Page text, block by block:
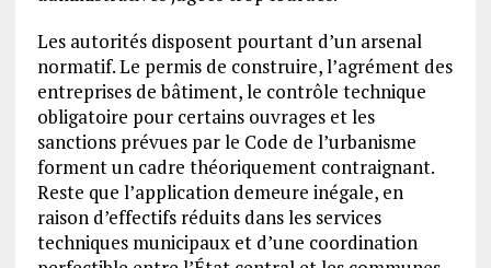
Les autorités disposent pourtant d’un arsenal
normatif. Le permis de construire, l’agrément des
entreprises de bâtiment, le contrôle technique
obligatoire pour certains ouvrages et les
sanctions prévues par le Code de l’urbanisme
forment un cadre théoriquement contraignant.
Reste que l’application demeure inégale, en
raison d’effectifs réduits dans les services
techniques municipaux et d’une coordination